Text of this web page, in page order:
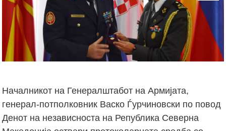
Началникот на Генералштабот на Армијата,
генерал-потполковник Васко Ѓурчиновски по повод
Денот на независноста на Република Северна